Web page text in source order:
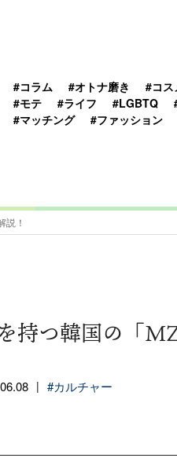
#コラム #オトナ磨き #コス
#モテ
#ライフ #LGBTQ
#マッチング
#ファッション
説！
持つ韓国の「
| #カルチャー